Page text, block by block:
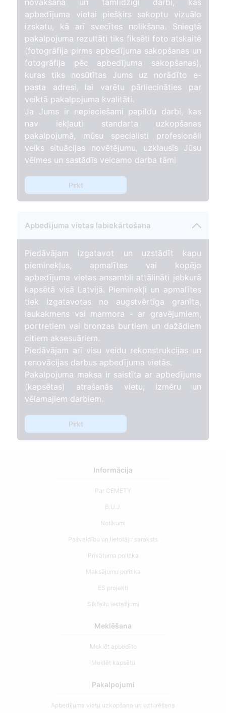
novākšana un tamlīdzīgi darbi, kas
apbedījuma vietai piešķirs sakoptu vizuālo
izskatu, kā arī svecītes nolikšana. Sniegtā
pakalpojuma rezultāti tiks fiksēti foto atskaitē
(fotogrāfija pirms apbedījuma sakopšanas un
fotogrāfija pēc apbedījuma sakopšanas),
kuras tiks nosūtītas Jums uz norādīto e-
pasta adresi, lai varētu pārliecināties par
veiktā pakalpojuma kvalitāti.
Ja Jums ir nepieciešami papildu darbi, kas
nav iekļauti standarta uzkopšanas
pakalpojumā, mūsu specialisti profesionāli
veiks situācijas novētējumu, uzklausīs Jūsu
vēlmes un sastādīs veicamo darba tāmi
Pirkt
Apbedījuma vietas labiekārtošana
Piedāvājam izgatavot un uzstādīt kapu
pieminekļus, apmalītes vai kopējo
apbedījuma vietas ansambli attālināti jebkurā
kapsētā visā Latvijā. Pieminekļi un apmalītes
tiek izgatavotas no augstvērtīga granīta,
laukakmens vai marmora - ar gravējumiem,
portretiem vai bronzas burtiem un dažādiem
citiem aksesuāriem.
Piedāvājam arī visu veidu rekonstrukcijas un
renovācijas darbus apbedījuma vietās.
Pakalpojuma maksa ir saistīta ar apbedījuma
(kapsētas) atrašanās vietu, izmēru un
vēlamajiem darbiem.
Pirkt
Informācija
Par CEMETY
B.U.J.
Notikumi
Pašvaldību un lietotāju saraksts
Privātuma politika
Maksājumu politika
ES projekti
Sīkfailu iestatījumi
Meklēšana
Meklēt apbedīto
Meklēt kapsētu
Pakalpojumi
Apbedījuma vietu uzkopšana un uzturēšana